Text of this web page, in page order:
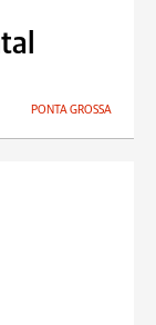
PONTA GROSSA